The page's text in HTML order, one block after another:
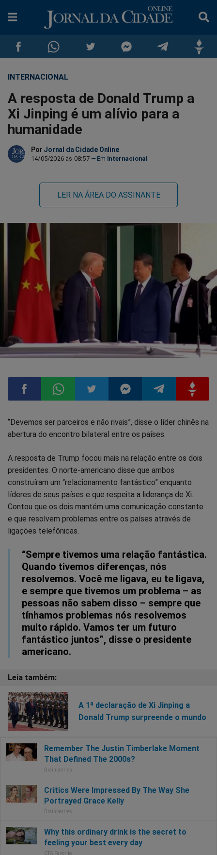
Compartilhar
no
Facebook
Compartilhar
no
Whatsapp
no
Twitter
no
no
no
INTERNACIONAL
A resposta de Donald Trump a
Xi Jinping é um alívio para a
humanidade
Por Jornal da Cidade Online
14/05/2026 às 08:57 Internacional
LER NA ÁREA DO ASSINANTE
Compartilhar
Facebook
Compartilhar
Whatsapp
Compartilhar
Twitter
Compartilhar
Messenger
Compartilhar
Telegram
“Devemos ser parceiros e não rivais”, disse o líder chinês na
abertura do encontro bilateral entre os países.
A resposta de Trump focou mais na relação entre os dois
presidentes. O norte-americano disse que ambos
construíram um “relacionamento fantástico” enquanto
líderes de seus países e que respeita a liderança de Xi.
Contou que os dois mantém uma comunicação constante
e que resolvem problemas entre os países através de
ligações telefônicas.
“Sempre tivemos uma relação fantástica.
Quando tivemos diferenças, nós
resolvemos. Você me ligava, eu te ligava,
e sempre que tivemos um problema – as
pessoas não sabem disso – sempre que
tínhamos problemas nós resolvemos
muito rápido. Vamos ter um futuro
fantástico juntos”, disse o presidente
americano.
A 1ª declaração de Xi Jinping a
Donald Trump surpreende o mundo